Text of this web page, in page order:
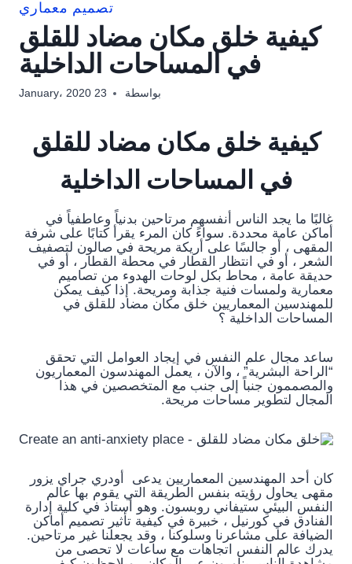
تصميم معماري
كيفية خلق مكان مضاد للقلق
في المساحات الداخلية
بواسطة 23 January، 2020
كيفية خلق مكان مضاد للقلق
في المساحات الداخلية
غالبًا ما يجد الناس أنفسهم مرتاحين بدنياً وعاطفياً في
أماكن عامة محددة. سواءً كان المرء يقرأ كتابًا على شرفة
المقهى ، أو جالسًا على أريكة مريحة في صالون لتصفيف
الشعر ، أو في انتظار القطار في محطة القطار ، أو في
حديقة عامة ، محاط بكل لوحات الهدوء من تصاميم
معمارية ولمسات فنية جذابة ومريحة. إذا كيف يمكن
للمهندسين المعماريين خلق مكان مضاد للقلق في
المساحات الداخلية ؟
ساعد مجال علم النفس في إيجاد العوامل التي تحقق
“الراحة البشرية” ، والآن ، يعمل المهندسون المعماريون
والمصممون جنباً إلى جنب مع المتخصصين في هذا
المجال لتطوير مساحات مريحة.
كان أحد المهندسين المعماريين يدعى أودري جراي يزور
مقهى يحاول رؤيته بنفس الطريقة التي يقوم بها عالم
النفس البيئي ستيفاني روبسون. وهو أستاذ في كلية إدارة
الفنادق في كورنيل ، خبيرة في كيفية تأثير تصميم أماكن
الضيافة على مشاعرنا وسلوكنا ، وقد يجعلنا غير مرتاحين.
يدرك عالم النفس اتجاهات مع ساعات لا تحصى من